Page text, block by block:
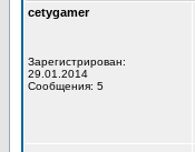
cetygamer
Зарегистрирован:
29.01.2014
Сообщения: 5